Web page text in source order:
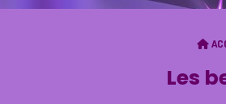
Les